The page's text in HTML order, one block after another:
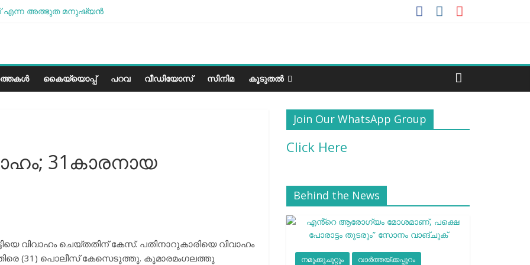
എന്ന അത്ഭുത മനുഷ്യന്‍
മിഠായികള്‍
കൈയ്യൊപ്പ് പറവ വീഡിയോസ് സിനിമ കൂടുതൽ
31കാരനായ
വിവാഹം ചെയ്തതിന് കേസ്. പതിനാറുകാരിയെ വിവാഹം
(31) പൊലീസ് കേസെടുത്തു. കുമാരമംഗലത്തു
Join Our WhatsApp Group
Click Here
Behind the News
നമുക്കുചുറ്റും വാർത്തയ്ക്കപ്പുറം